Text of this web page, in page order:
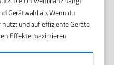
Gerätwahl ab. Wenn du
und auf effiziente Geräte
Effekte maximieren.